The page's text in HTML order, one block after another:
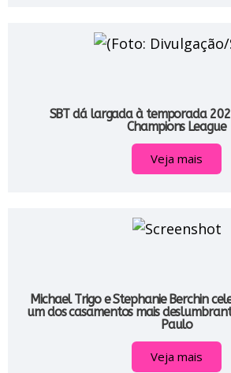
SBT dá largada à temporada
Champions League
Veja mais
Michael Trigo e Stephanie Berchin
um dos casamentos mais
Paulo
Veja mais